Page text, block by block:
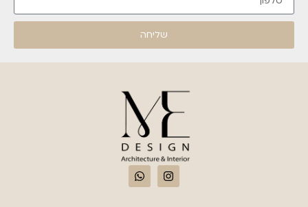
שליחה